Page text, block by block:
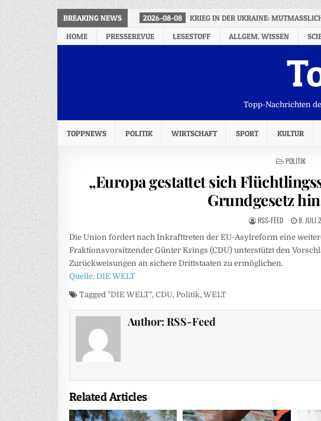
BREAKING NEWS 2026-08-08 KRIEG IN DER UKRAINE:
HOME
PRESSEREVUE LESESTOFF ALLGEM. WISSEN
Topp-Nachrichten
TOPPNEWS POLITIK WIRTSCHAFT SPORT KULTUR
POSTED
POLITIK
„Europa gestattet sich
Grundgesetz
RSS-FEED 8. JULI
Die Union fordert nach Inkrafttreten der EU-Asylreform eine
Fraktionsvorsitzender Günter Krings (CDU) unterstützt den
Zurückweisungen an sichere Drittstaaten zu ermöglichen.
Quelle: DIE WELT
Tagged "DIE WELT", CDU, Politik, WELT
Author:RSS-Feed
Related Articles